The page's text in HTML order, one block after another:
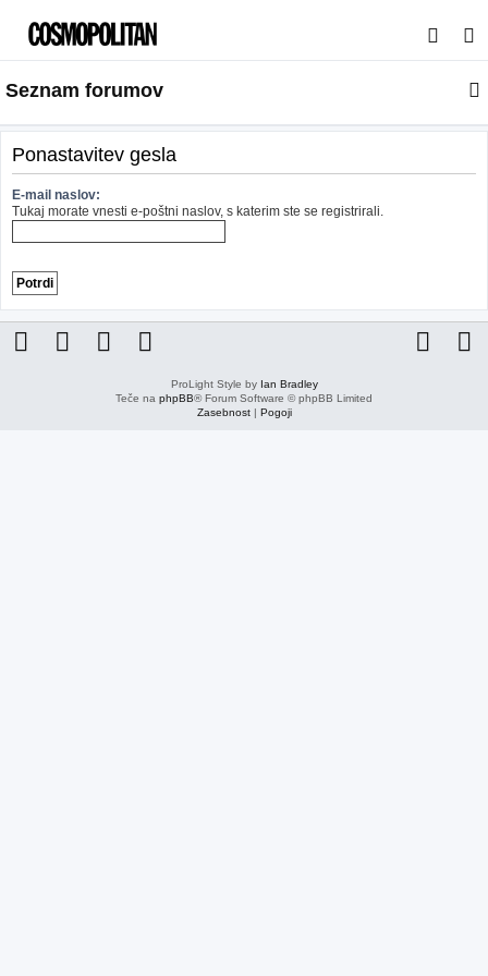
s
a
j
Seznam forumov
Ponastavitev gesla
E-mail naslov:
Tukaj morate vnesti e-poštni naslov, s katerim ste se registrirali.
ProLight Style by Ian Bradley
Teče na phpBB® Forum Software © phpBB Limited
Zasebnost| Pogoji